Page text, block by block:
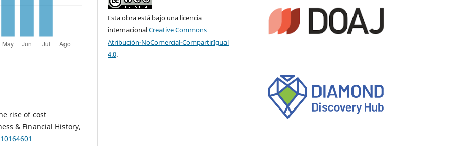
rise of cost
& Financial History,
Esta obra está bajo una licencia
internacionalCreative Commons
Atribución-NoComercial-CompartirIgual
4.0.